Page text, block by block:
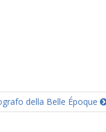
della Belle Époque